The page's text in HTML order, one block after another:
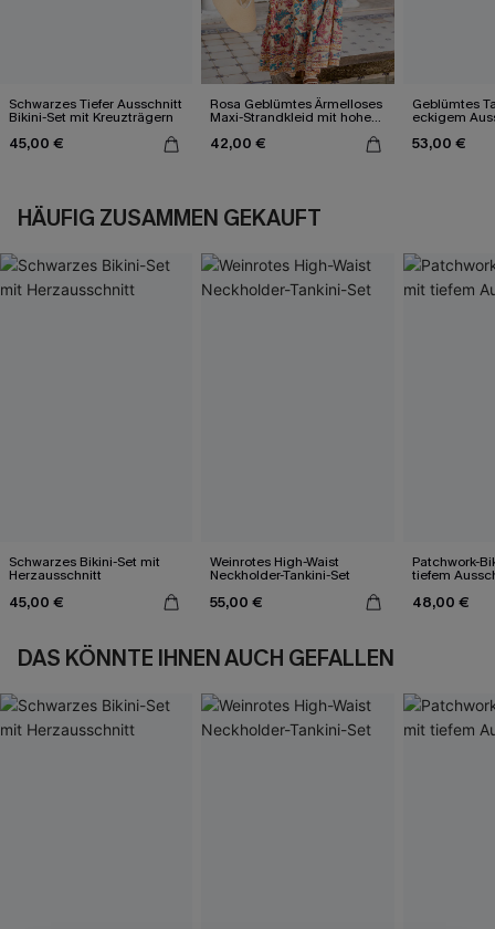
Schwarzes Tiefer Ausschnitt
Bikini-Set mit Kreuzträgern
45,00 €
Rosa Geblümtes Ärmelloses
Maxi-Strandkleid mit hohem
42,00 €
Geblümtes
eckigem
53,00 €
HÄUFIG ZUSAMMEN GEKAUFT
Schwarzes Bikini-Set mit
Herzausschnitt
45,00 €
Weinrotes High-Waist
Neckholder-Tankini-Set
55,00 €
Patchwork-
tiefem
48,00 €
DAS KÖNNTE IHNEN AUCH GEFALLEN